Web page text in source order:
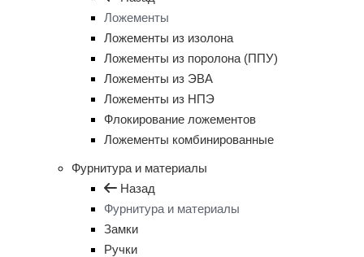
Ложементы
Ложементы из изолона
Ложементы из поролона (ППУ)
Ложементы из ЭВА
Ложементы из НПЭ
Флокирование ложементов
Ложементы комбинированные
Фурнитура и материалы
Назад
Фурнитура и материалы
Замки
Ручки